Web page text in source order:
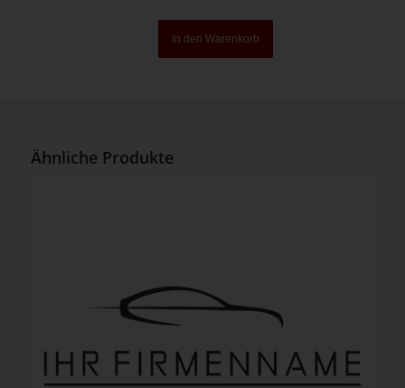
In den Warenkorb
Ähnliche Produkte